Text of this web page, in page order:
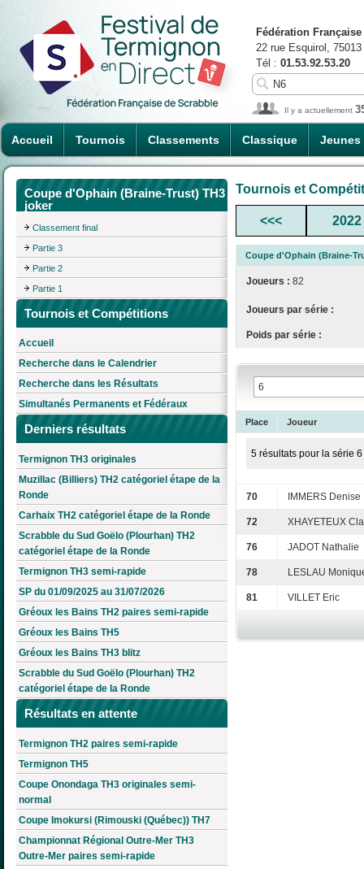
Accueil Tournois Classements Classique Jeunes
Fédération
22 rue Esquirol,
Tél : 01.53.92.53.20
Il y a actuellement
Coupe d'Ophain (Braine-Trust) TH3
joker
Classement final
Partie 3
Partie 2
Partie 1
Tournois et Compétitions
Accueil
Recherche dans le Calendrier
Recherche dans les Résultats
Simultanés Permanents et Fédéraux
Derniers résultats
Termignon TH3 originales
Muzillac (Billiers) TH2 catégoriel étape de la
Ronde
Carhaix TH2 catégoriel étape de la Ronde
Scrabble du Sud Goëlo (Plourhan) TH2
catégoriel étape de la Ronde
Termignon TH3 semi-rapide
SP du 01/09/2025 au 31/07/2026
Gréoux les Bains TH2 paires semi-rapide
Gréoux les Bains TH5
Gréoux les Bains TH3 blitz
Scrabble du Sud Goëlo (Plourhan) TH2
catégoriel étape de la Ronde
Résultats en attente
Termignon TH2 paires semi-rapide
Termignon TH5
Coupe Onondaga TH3 originales semi-
normal
Coupe Imokursi (Rimouski (Québec)) TH7
Championnat Régional Outre-Mer TH3
Outre-Mer paires semi-rapide
Tournois et
<<< 2022
Coupe d'Ophain (Braine-
Joueurs : 82
Joueurs par série :
Poids par série :
Place Joueur
5 résultats pour la série 6
70 IMMERS Denise
72 XHAYETEUX
76 JADOT Nathalie
78 LESLAU
81 VILLET Eric